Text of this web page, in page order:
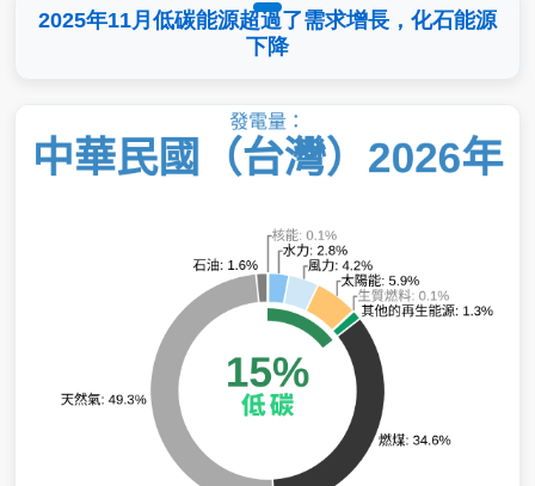
2025年11月低碳能源超過了需求增長，化石能源
下降